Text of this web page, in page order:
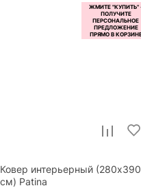
Ковер интерьерный (280x390
см) Patina